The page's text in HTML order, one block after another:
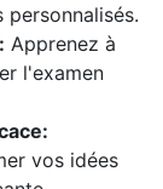
Apprenez à
l'examen
vos idées